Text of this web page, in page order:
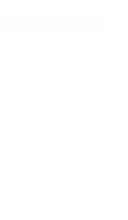
ลย” ทรัมป์
กรียวกราว